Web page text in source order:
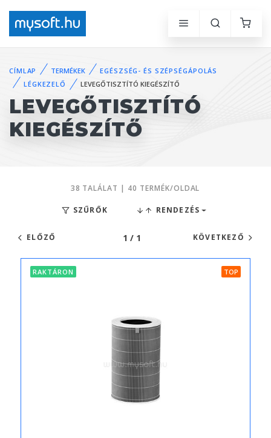
CÍMLAP TERMÉKEK
EGÉSZSÉG- ÉS SZÉPSÉGÁPOLÁS
LÉGKEZELŐ
LEVEGŐTISZTÍTÓ KIEGÉSZÍTŐ
LEVEGŐTISZTÍTÓ
KIEGÉSZÍTŐ
38 TALÁLAT | 40 TERMÉK/OLDAL
SZŰRŐK RENDEZÉS
ELŐZŐ 1 / 1 KÖVETKEZŐ
RAKTÁRON TOP